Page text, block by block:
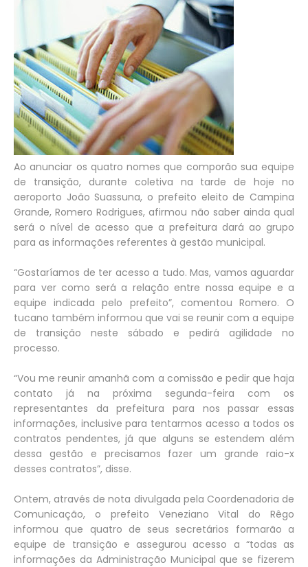
Ao anunciar os quatro nomes que comporão sua equipe
de transição, durante coletiva na tarde de hoje no
aeroporto João Suassuna, o prefeito eleito de Campina
Grande, Romero Rodrigues, afirmou não saber ainda qual
será o nível de acesso que a prefeitura dará ao grupo
para as informações referentes à gestão municipal.
“Gostaríamos de ter acesso a tudo. Mas, vamos aguardar
para ver como será a relação entre nossa equipe e a
equipe indicada pelo prefeito”, comentou Romero. O
tucano também informou que vai se reunir com a equipe
de transição neste sábado e pedirá agilidade no
processo.
“Vou me reunir amanhã com a comissão e pedir que haja
contato já na próxima segunda-feira com os
representantes da prefeitura para nos passar essas
informações, inclusive para tentarmos acesso a todos os
contratos pendentes, já que alguns se estendem além
dessa gestão e precisamos fazer um grande raio-x
desses contratos”, disse.
Ontem, através de nota divulgada pela Coordenadoria de
Comunicação, o prefeito Veneziano Vital do Rêgo
informou que quatro de seus secretários formarão a
equipe de transição e assegurou acesso a “todas as
informações da Administração Municipal que se fizerem